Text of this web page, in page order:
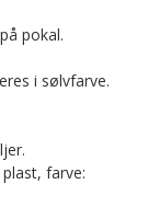
pokal.
i sølvfarve.
farve: